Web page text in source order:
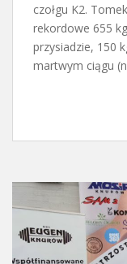
czołgu K2.
rekordowe 655
przysiadzie, 150
martwym ciągu